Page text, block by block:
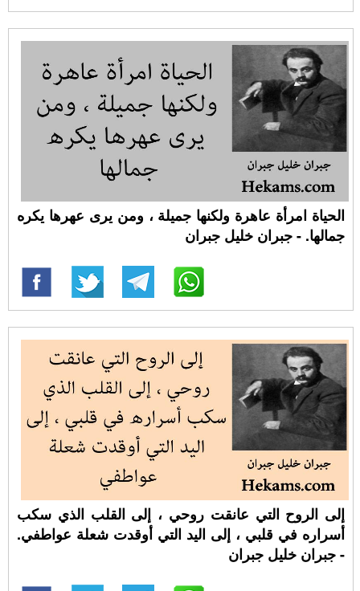
الحياة امرأة عاهرة ولكنها جميلة ، ومن يرى عهرها يكره
جمالها. - جبران خليل جبران
إلى الروح التي عانقت روحي ، إلى القلب الذي سكب
أسراره في قلبي ، إلى اليد التي أوقدت شعلة عواطفي.
- جبران خليل جبران